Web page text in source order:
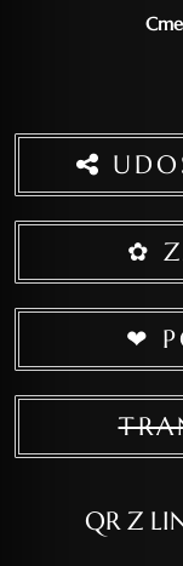
✿
❤
QR Z